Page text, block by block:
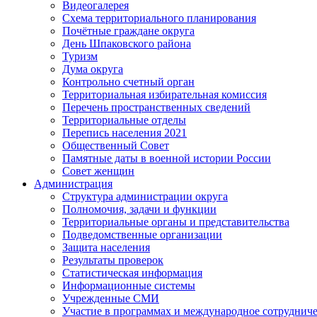
Видеогалерея
Схема территориального планирования
Почётные граждане округа
День Шпаковского района
Туризм
Дума округа
Контрольно счетный орган
Территориальная избирательная комиссия
Перечень пространственных сведений
Территориальные отделы
Перепись населения 2021
Общественный Совет
Памятные даты в военной истории России
Совет женщин
Администрация
Структура администрации округа
Полномочия, задачи и функции
Территориальные органы и представительства
Подведомственные организации
Защита населения
Результаты проверок
Статистическая информация
Информационные системы
Учрежденные СМИ
Участие в программах и международное